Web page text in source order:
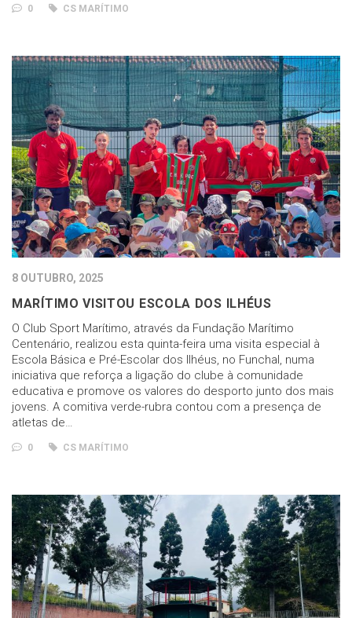
0 CS MARÍTIMO
8 OUTUBRO, 2025
MARÍTIMO VISITOU ESCOLA DOS ILHÉUS
O Club Sport Marítimo, através da Fundação Marítimo
Centenário, realizou esta quinta-feira uma visita especial à
Escola Básica e Pré-Escolar dos Ilhéus, no Funchal, numa
iniciativa que reforça a ligação do clube à comunidade
educativa e promove os valores do desporto junto dos mais
jovens. A comitiva verde-rubra contou com a presença de
atletas de…
0 CS MARÍTIMO